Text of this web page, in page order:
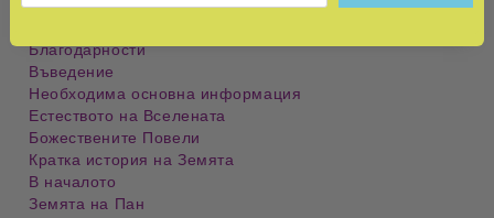
Благодарности
Въведение
Необходима основна информация
Естеството на Вселената
Божествените Повели
Кратка история на Земята
В началото
Земята на Пан